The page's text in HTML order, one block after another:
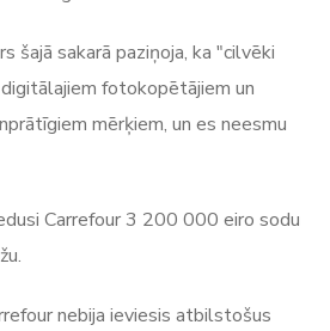
šajā sakarā paziņoja, ka "cilvēki
fotokopētājiem un
mērķiem, un es neesmu
Carrefour 3 200 000 eiro sodu
nebija ieviesis atbilstošus